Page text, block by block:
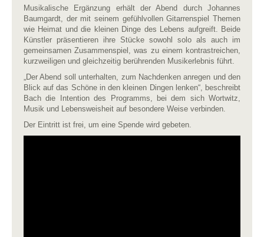
Musikalische Ergänzung erhält der Abend durch Johannes
Baumgardt, der mit seinem gefühlvollen Gitarrenspiel Themen
wie Heimat und die kleinen Dinge des Lebens aufgreift. Beide
Künstler präsentieren ihre Stücke sowohl solo als auch im
gemeinsamen Zusammenspiel, was zu einem kontrastreichen,
kurzweiligen und gleichzeitig berührenden Musikerlebnis führt.
„Der Abend soll unterhalten, zum Nachdenken anregen und den
Blick auf das Schöne in den kleinen Dingen lenken“, beschreibt
Bach die Intention des Programms, bei dem sich Wortwitz,
Musik und Lebensweisheit auf besondere Weise verbinden.
Der Eintritt ist frei, um eine Spende wird gebeten.